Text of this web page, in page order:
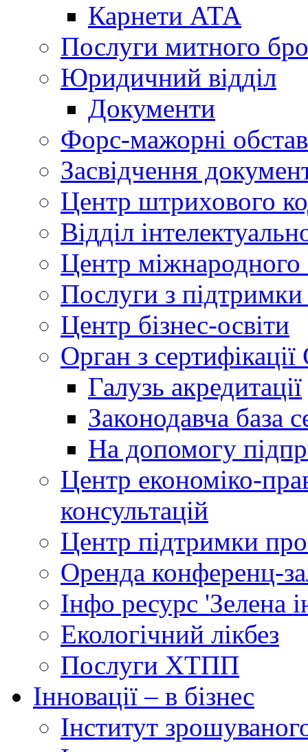
Карнети АТА
Послуги митного
Юридичний відділ
Документи
Форс-мажорні
Засвідчення
Центр штрихового
Відділ
Центр міжнародного
Послуги з підтримки
Центр бізнес-освіти
Орган з
Галузь акредитації
Законодавча база
На допомогу
Центр економіко-
консультацій
Центр підтримки
Оренда конференц-
Інфо ресурс 'Зелена
Екологічний лікбез
Послуги ХТПП
Інновації – в бізнес
Інститут